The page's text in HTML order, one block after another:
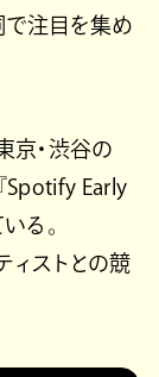
で注目を集め
京・渋谷の
Spotify Early
る。
ィストとの競